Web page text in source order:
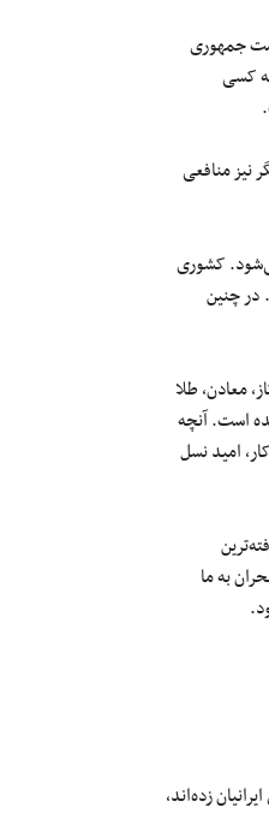
جمهوری
کسی
نیز منافعی
کشوری
در چنین
معادن، طلا
است. آنچه
امید نسل
به ما
زده‌اند،